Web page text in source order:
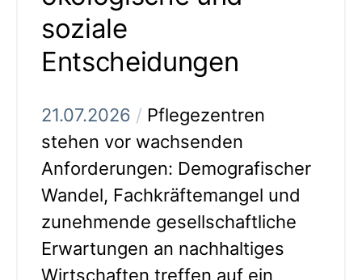
soziale
Entscheidungen
21.07.2026 / Pflegezentren
stehen vor wachsenden
Anforderungen: Demografischer
Wandel, Fachkräftemangel und
zunehmende gesellschaftliche
Erwartungen an nachhaltiges
Wirtschaften treffen auf ein